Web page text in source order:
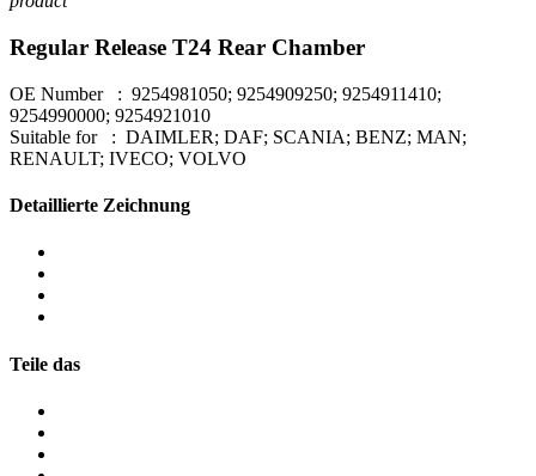
Regular Release T24 Rear Chamber
OE Number : 9254981050; 9254909250; 9254911410;
9254990000; 9254921010
Suitable for : DAIMLER; DAF; SCANIA; BENZ; MAN;
RENAULT; IVECO; VOLVO
Detaillierte Zeichnung
Teile das